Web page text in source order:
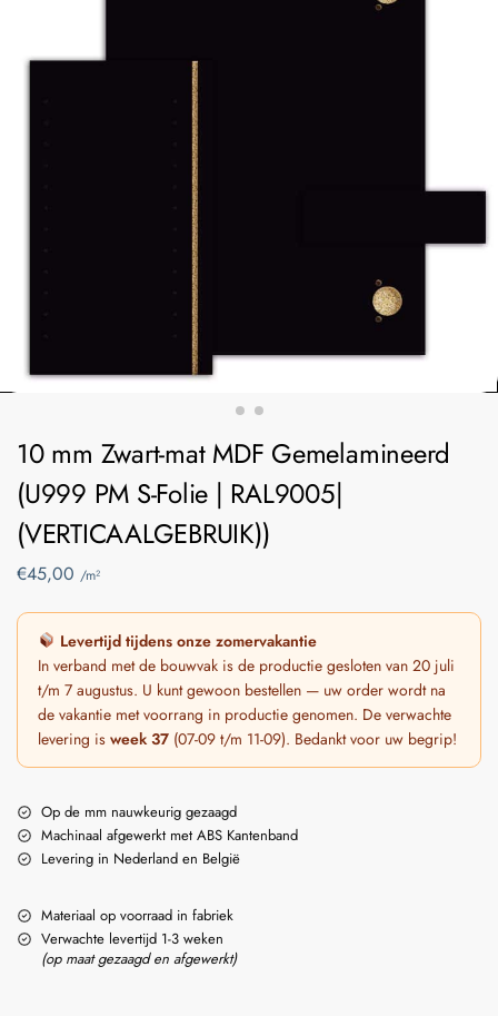
10 mm Zwart-mat MDF Gemelamineerd
(U999 PM S-Folie | RAL9005|
(VERTICAALGEBRUIK))
€45,00 /m²
Levertijd tijdens onze zomervakantie
In verband met de bouwvak is de productie gesloten van 20 juli
t/m 7 augustus. U kunt gewoon bestellen — uw order wordt na
de vakantie met voorrang in productie genomen. De verwachte
levering is week 37 (07-09 t/m 11-09). Bedankt voor uw begrip!
Op de mm nauwkeurig gezaagd
Machinaal afgewerkt met ABS Kantenband
Levering in Nederland en België
Materiaal op voorraad in fabriek
Verwachte levertijd 1-3 weken
(op maat gezaagd en afgewerkt)